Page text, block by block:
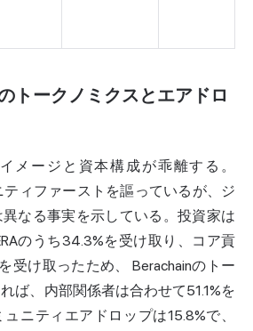
トークノミクスとエアドロ
メージと資本構成が乖離する。
ティファーストを謳っているが、ジ
なる事実を示している。投資家は
のうち34.3%を受け取り、コア貢
受け取ったため、 Berachainのトー
ば、内部関係者は合わせて51.1%を
ニティエアドロップは15.8%で、